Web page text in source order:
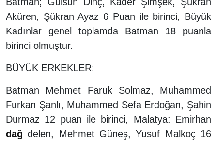
Batman; Gülsün Dinç, Kader Şimşek, Şükran
Aküren, Şükran Ayaz 6 Puan ile birinci, Büyük
Kadınlar genel toplamda Batman 18 puanla
birinci olmuştur.
BÜYÜK ERKEKLER:
Batman Mehmet Faruk Solmaz, Muhammed
Furkan Şanlı, Muhammed Sefa Erdoğan, Şahin
Durmaz 12 puan ile birinci, Malatya: Emirhan
dağ delen, Mehmet Güneş, Yusuf Malkoç 16